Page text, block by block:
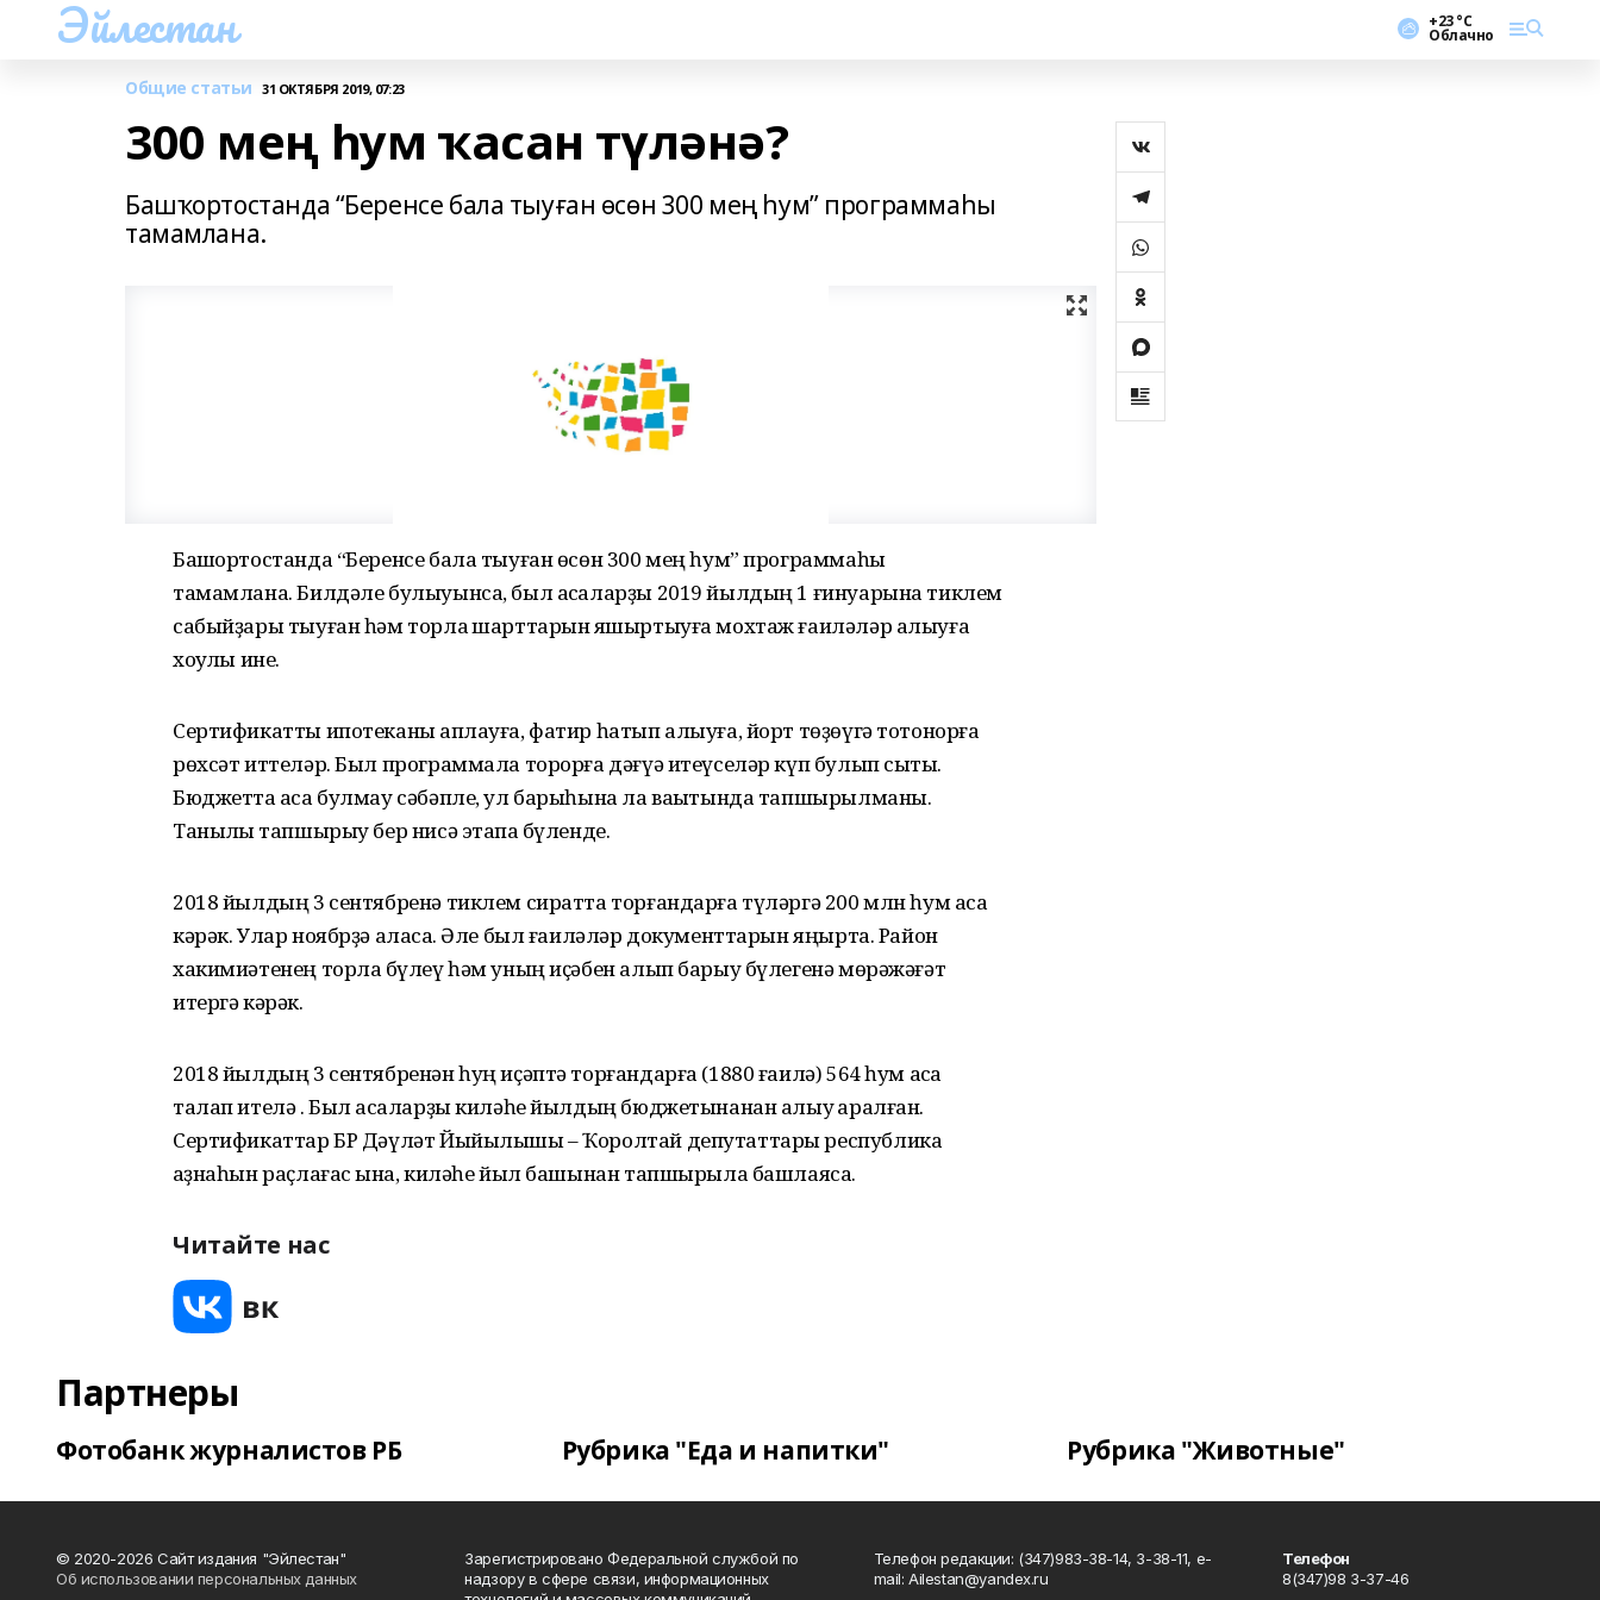
Эйлестан +23 °С
Облачно
Общие статьи 31 ОКТЯБРЯ 2019, 07:23
300 мең һум ҡасан түләнә?
Башҡортостанда “Беренсе бала тыуған өсөн 300 мең һум” программаһы
тамамлана.
Башҡортостанда “Беренсе бала тыуған өсөн 300 мең һум” программаһы
тамамлана. Билдәле булыуынса, был аҡсаларҙы 2019 йылдың 1 ғинуарына тиклем
сабыйҙары тыуған һәм торлаҡ шарттарын яҡшыртыуға мохтаж ғаиләләр алыуға
хоҡуҡлы ине.
Сертификатты ипотеканы ҡаплауға, фатир һатып алыуға, йорт төҙөүгә тотонорға
рөхсәт иттеләр. Был программала торорға дәғүә итеүселәр күп булып сыҡты.
Бюджетта аҡса булмау сәбәпле, ул барыһына ла ваҡытында тапшырылманы.
Таныҡлыҡ тапшырыу бер нисә этапҡа бүленде.
2018 йылдың 3 сентябренә тиклем сиратта торғандарға түләргә 200 млн һум аҡса
кәрәк. Улар ноябрҙә аласаҡ. Әле был ғаиләләр документтарын яңырта. Район
хакимиәтенең торлаҡ бүлеү һәм уның иҫәбен алып барыу бүлегенә мөрәжәғәт
итергә кәрәк.
2018 йылдың 3 сентябренән һуң иҫәптә торғандарға (1880 ғаилә) 564 һум аҡса
талап ителә . Был аҡсаларҙы киләһе йылдың бюджетынанан алыу ҡаралған.
Сертификаттар БР Дәүләт Йыйылышы – Ҡоролтай депутаттары республика
ҡаҙнаһын раҫлағас ҡына, киләһе йыл башынан тапшырыла башлаясаҡ.
Читайте нас
Партнеры
Фотобанк журналистов РБ Рубрика "Еда и напитки" Рубрика "Животные"
© 2020-2026 Сайт издания "Эйлестан"
Об использовании персональных данных
Зарегистрировано Федеральной службой по
надзору в сфере связи, информационных
Телефон редакции: (347)983-38-14, 3-38-11, e-
mail: Ailestan@yandex.ru
Телефон
8(347)98 3-37-46